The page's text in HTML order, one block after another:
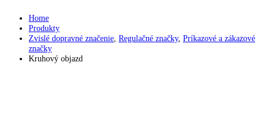
Home
Produkty
Zvislé dopravné značenie Regulačné značky, Príkazové a zákazové
značky
Kruhový objazd